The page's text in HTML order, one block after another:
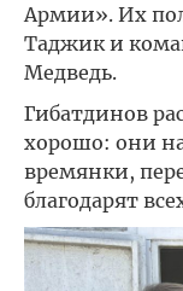
Армии». Их
Таджик и
Медведь.
Гибатдинов
хорошо: они
времянки,
благодарят